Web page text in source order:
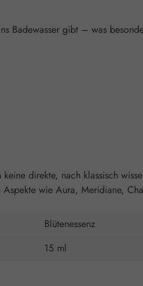
Badewasser gibt – was
direkte, nach klassisch
wie Aura, Meridiane,
Blütenessenz
15 ml